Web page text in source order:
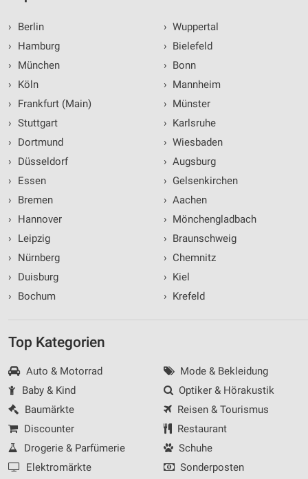
›
Berlin
›
Hamburg
›
München
›
Köln
›
Frankfurt (Main)
› Stuttgart
›
Dortmund
›
Düsseldorf
›
Essen
›
Bremen
›
Hannover
›
Leipzig
›
Nürnberg
›
Duisburg
›
Bochum
› Wuppertal
› Bielefeld
› Bonn
› Mannheim
› Münster
› Karlsruhe
› Wiesbaden
› Augsburg
› Gelsenkirchen
› Aachen
› Mönchengladbach
› Braunschweig
› Chemnitz
› Kiel
› Krefeld
Top Kategorien
Auto & Motorrad
Baby & Kind
Baumärkte
Discounter
Drogerie & Parfümerie
Elektromärkte
Mode & Bekleidung
Optiker & Hörakustik
Reisen & Tourismus
Restaurant
Schuhe
Sonderposten